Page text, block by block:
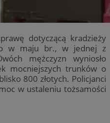
dotyczącą kradzieży
w maju br., w jednej z
mężczyzn wyniosło
mocniejszych trunków o
800 złotych. Policjanci
w ustaleniu tożsamości